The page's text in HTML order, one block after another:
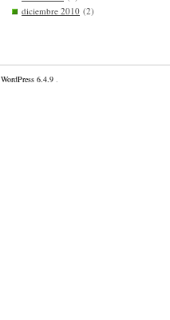
diciembre 2010 (2)
WordPress 6.4.9 .